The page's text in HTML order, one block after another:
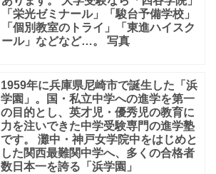
「栄光ゼミナール」「駿台予備学校」
「個別教室のトライ」「東進ハイスク
ール」などなど…。 写真
1959年に兵庫県尼崎市で誕生した「浜
学園」。国・私立中学への進学を第一
の目的とし、英才児・優秀児の教育に
力を注いできた中学受験専門の進学塾
です。 灘中・神戸女学院中をはじめと
した関西最難関中学へ、多くの合格者
数日本一を誇る「浜学園」